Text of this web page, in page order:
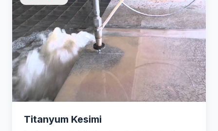
Titanyum Kesimi